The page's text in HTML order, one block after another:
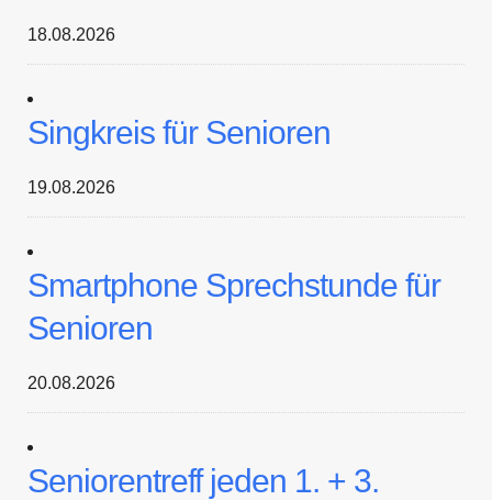
18.08.2026
Singkreis für Senioren
19.08.2026
Smartphone Sprechstunde für
Senioren
20.08.2026
Seniorentreff jeden 1. + 3.